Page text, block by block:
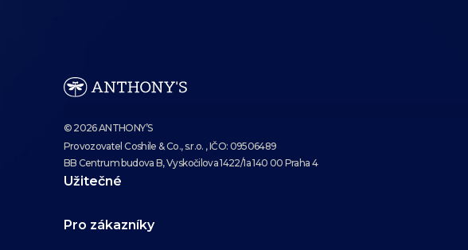
© 2026 ANTHONY’S
Provozovatel Coshile & Co., s.r.o. , IČO: 09506489
BB Centrum budova B, Vyskočilova 1422/1a 140 00 Praha 4
Užitečné
Pro zákazníky